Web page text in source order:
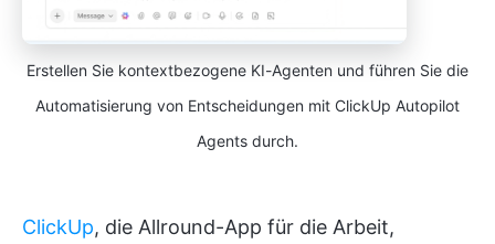
Erstellen Sie kontextbezogene KI-Agenten und führen Sie die
Automatisierung von Entscheidungen mit ClickUp Autopilot
Agents durch.
ClickUp, die Allround-App für die Arbeit,